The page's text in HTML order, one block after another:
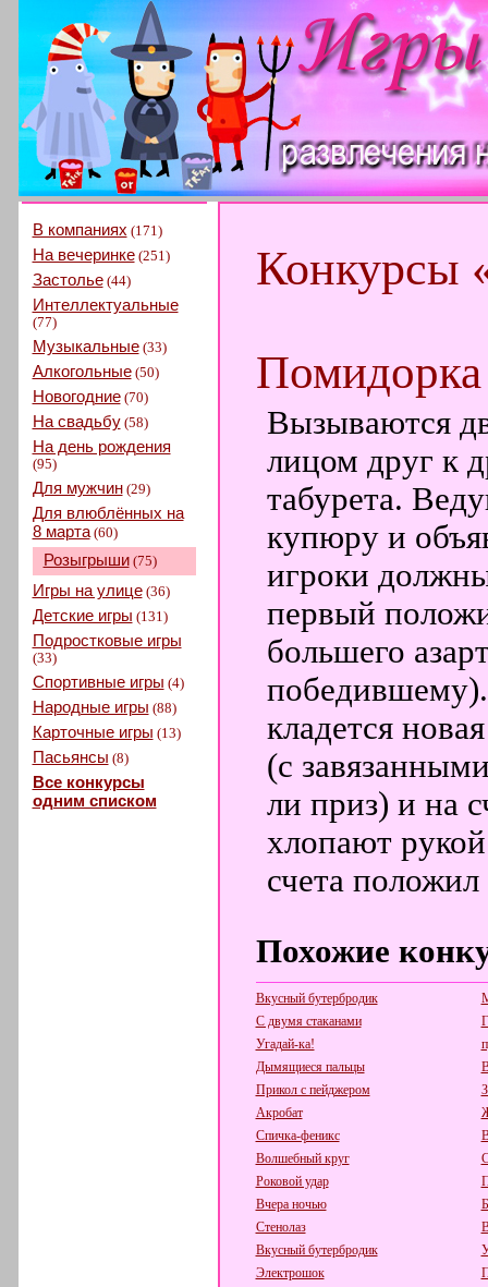
В компаниях (171)
На вечеринке(251)
Застолье(44)
Интеллектуальные
(77)
Музыкальные(33)
Алкогольные(50)
Новогодние(70)
На свадьбу(58)
На день рождения
(95)
Для мужчин(29)
Для влюблённых на
8 марта(60)
Розыгрыши(75)
Игры на улице(36)
Детские игры (131)
Подростковые игры
(33)
Спортивные игры (4)
Народные игры (88)
Карточные игры (13)
Пасьянсы (8)
Все конкурсы
одним списком
Конкурсы
Помидорка
Вызываются
лицом друг к
табурета.
купюру и
игроки
первый
большего
победившему).
кладется
(с
ли приз) и на
хлопают
счета
Похожие
Вкусный бутербродик
С двумя стаканами
Угадай-ка!
Дымящиеся пальцы
Прикол с пейджером
Акробат
Спичка-феникс
Волшебный круг
Роковой удар
Вчера ночью
Стенолаз
Вкусный бутербродик
Электрошок